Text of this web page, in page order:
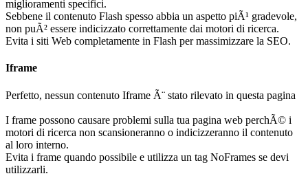
miglioramenti specifici.
Sebbene il contenuto Flash spesso abbia un aspetto piÃ¹ gradevole,
non puÃ² essere indicizzato correttamente dai motori di ricerca.
Evita i siti Web completamente in Flash per massimizzare la SEO.
Iframe
Perfetto, nessun contenuto Iframe Ã¨ stato rilevato in questa pagina
I frame possono causare problemi sulla tua pagina web perchÃ© i
motori di ricerca non scansioneranno o indicizzeranno il contenuto
al loro interno.
Evita i frame quando possibile e utilizza un tag NoFrames se devi
utilizzarli.